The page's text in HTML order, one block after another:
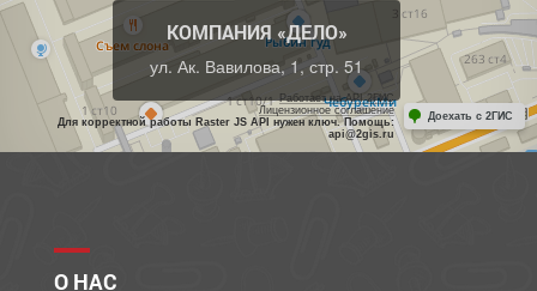
КОМПАНИЯ «ДЕЛО»
ул. Ак. Вавилова, 1, стр. 51
Работает на API 2ГИС
Лицензионное соглашение
Для корректной работы Raster JS API нужен ключ. Помощь:
api@2gis.ru
Доехать с 2ГИС
О НАС